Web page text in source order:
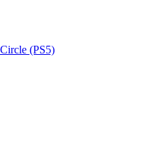
(PS5)